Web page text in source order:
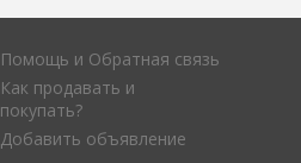
Помощь и Обратная связь
Как продавать и
покупать?
Добавить объявление